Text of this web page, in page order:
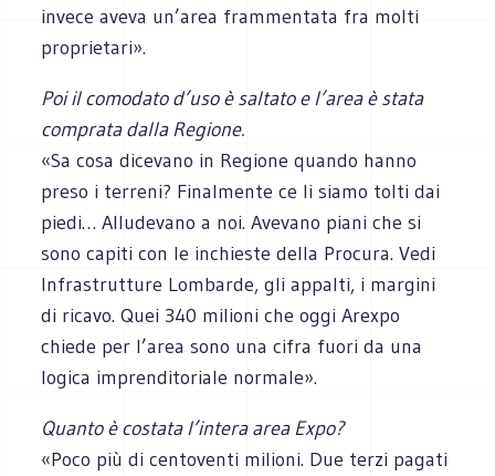
invece aveva un’area frammentata fra molti
proprietari».
Poi il comodato d’uso è saltato e l’area è stata
comprata dalla Regione.
«Sa cosa dicevano in Regione quando hanno
preso i terreni? Finalmente ce li siamo tolti dai
piedi… Alludevano a noi. Avevano piani che si
sono capiti con le inchieste della Procura. Vedi
Infrastrutture Lombarde, gli appalti, i margini
di ricavo. Quei 340 milioni che oggi Arexpo
chiede per l’area sono una cifra fuori da una
logica imprenditoriale normale».
Quanto è costata l’intera area Expo?
«Poco più di centoventi milioni. Due terzi pagati